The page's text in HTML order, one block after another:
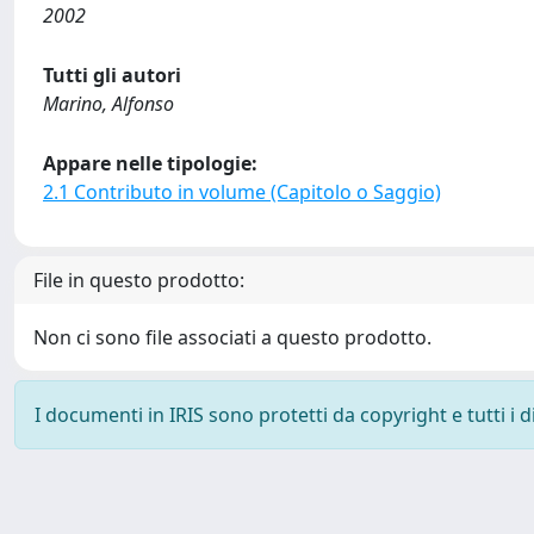
2002
Tutti gli autori
Marino, Alfonso
Appare nelle tipologie:
2.1 Contributo in volume (Capitolo o Saggio)
File in questo prodotto:
Non ci sono file associati a questo prodotto.
I documenti in IRIS sono protetti da copyright e tutti i